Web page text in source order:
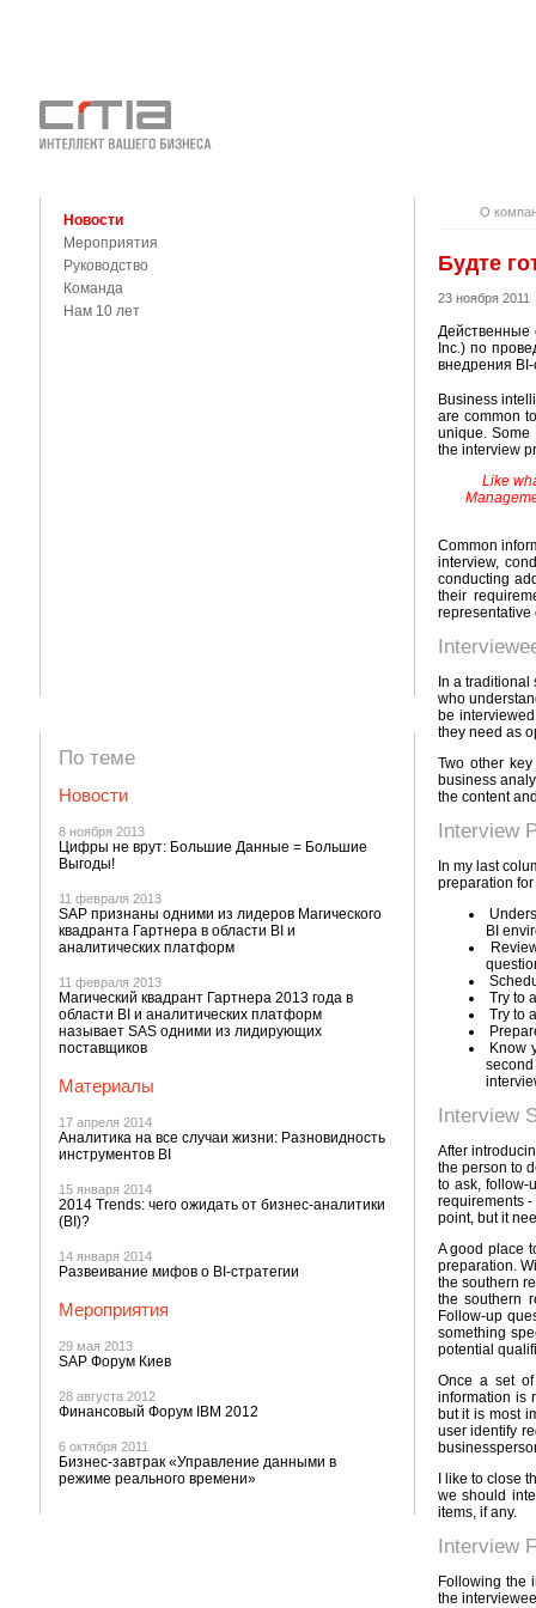
Новости
Мероприятия
Руководство
Команда
Нам 10 лет
По теме
Новости
8 ноября 2013
Цифры не врут: Большие Данные = Большие
Выгоды!
11 февраля 2013
SAP признаны одними из лидеров Магического
квадранта Гартнера в области BI и
аналитических платформ
11 февраля 2013
Магический квадрант Гартнера 2013 года в
области BI и аналитических платформ
называет SAS одними из лидирующих
поставщиков
Материалы
17 апреля 2014
Аналитика на все случаи жизни: Разновидность
инструментов BI
15 января 2014
2014 Trends: чего ожидать от бизнес-аналитики
(BI)?
14 января 2014
Развеивание мифов о BI-стратегии
Мероприятия
29 мая 2013
SAP Форум Киев
28 августа 2012
Финансовый Форум IBM 2012
6 октября 2011
Бизнес-завтрак «Управление данными в
режиме реального времени»
О
Будте
23 ноября 2011
Действенные
Inc.) по
внедрения
Business
are common
unique.
the interview
Like
Common
interview,
conducting
their
representative
In a
who
be
they need as
Two other
business
the content
Interview
In my last
preparation
BI
Try to
Try to
Know
Interview
After
the person to
to ask, follow-
requirements
point, but it
A good place
preparation.
the southern
the southern
Follow-up
something
potential
Once a set
information is
but it is most
user identify
I like to close
we should
items, if any.
Interview
Following the
the